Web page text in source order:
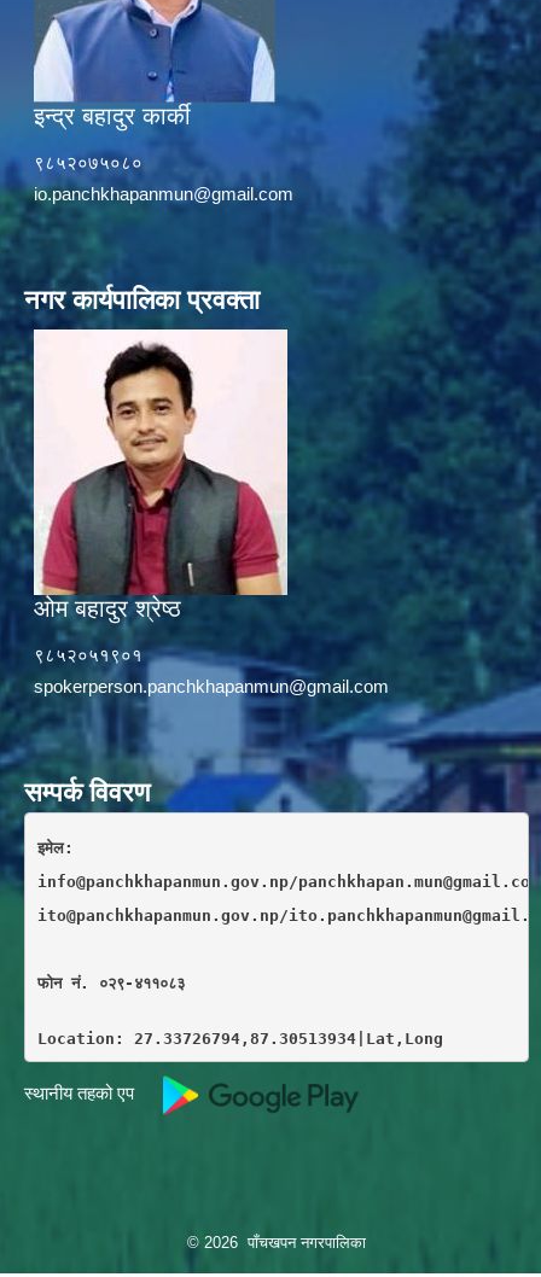
इन्द्र बहादुर कार्की
९८५२०७५०८०
io.panchkhapanmun@gmail.com
नगर कार्यपालिका प्रवक्ता
ओम बहादुर श्रेष्ठ
९८५२०५१९०१
spokerperson.panchkhapanmun@gmail.com
सम्पर्क विवरण
इमेल:
info@panchkhapanmun.gov.np/
ito@panchkhapanmun.gov.np/
फाेन नं. ०२९-४११०८३
Location: 27.33726794,87.30513934|Lat,Long
स्थानीय तहको एप
© 2026 पाँचखपन नगरपालिका